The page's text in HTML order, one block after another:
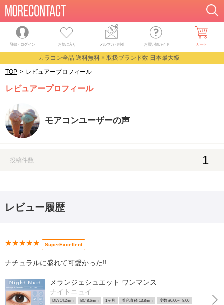
登録・ログイン お気に入り メルマガ・割引 お買い物ガイド カート
カラコン全品 送料無料 × 取扱ブランド数 日本最大級
TOP > レビュアープロフィール
レビュアープロフィール
モアコンユーザーの声
投稿件数 1
レビュー履歴
★★★★★ SuperExcellent
ナチュラルに盛れて可愛かった‼︎
メランジェシュエット ワンマンス
ナイトニュイ
DIA 14.2mm BC 8.6mm 1ヶ月 着色直径 13.8mm 度数 ±0.00~ -8.00